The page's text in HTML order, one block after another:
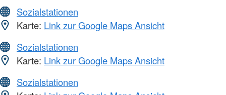
Sozialstationen
Karte: Link zur Google Maps Ansicht
Sozialstationen
Karte: Link zur Google Maps Ansicht
Sozialstationen